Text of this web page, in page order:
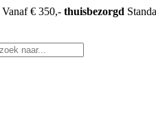
Vanaf € 350,- thuisbezorgd